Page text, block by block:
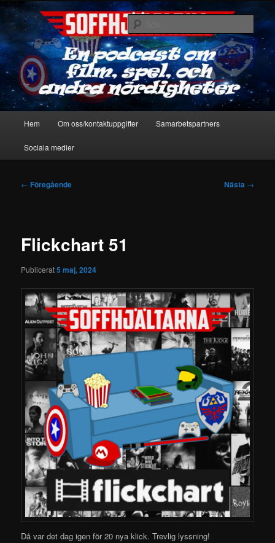
Hoppa
primärt
innehållSoffhjältarna
En podcast om film, spel & andra nördigheter
Sök
Hem Om oss/kontaktuppgifter Samarbetspartners
Sociala medier
Inläggsnavigering
← Föregående Nästa →
Flickchart 51
Publicerat5 maj, 2024
Då var det dag igen för 20 nya klick.Trevlig lyssning!